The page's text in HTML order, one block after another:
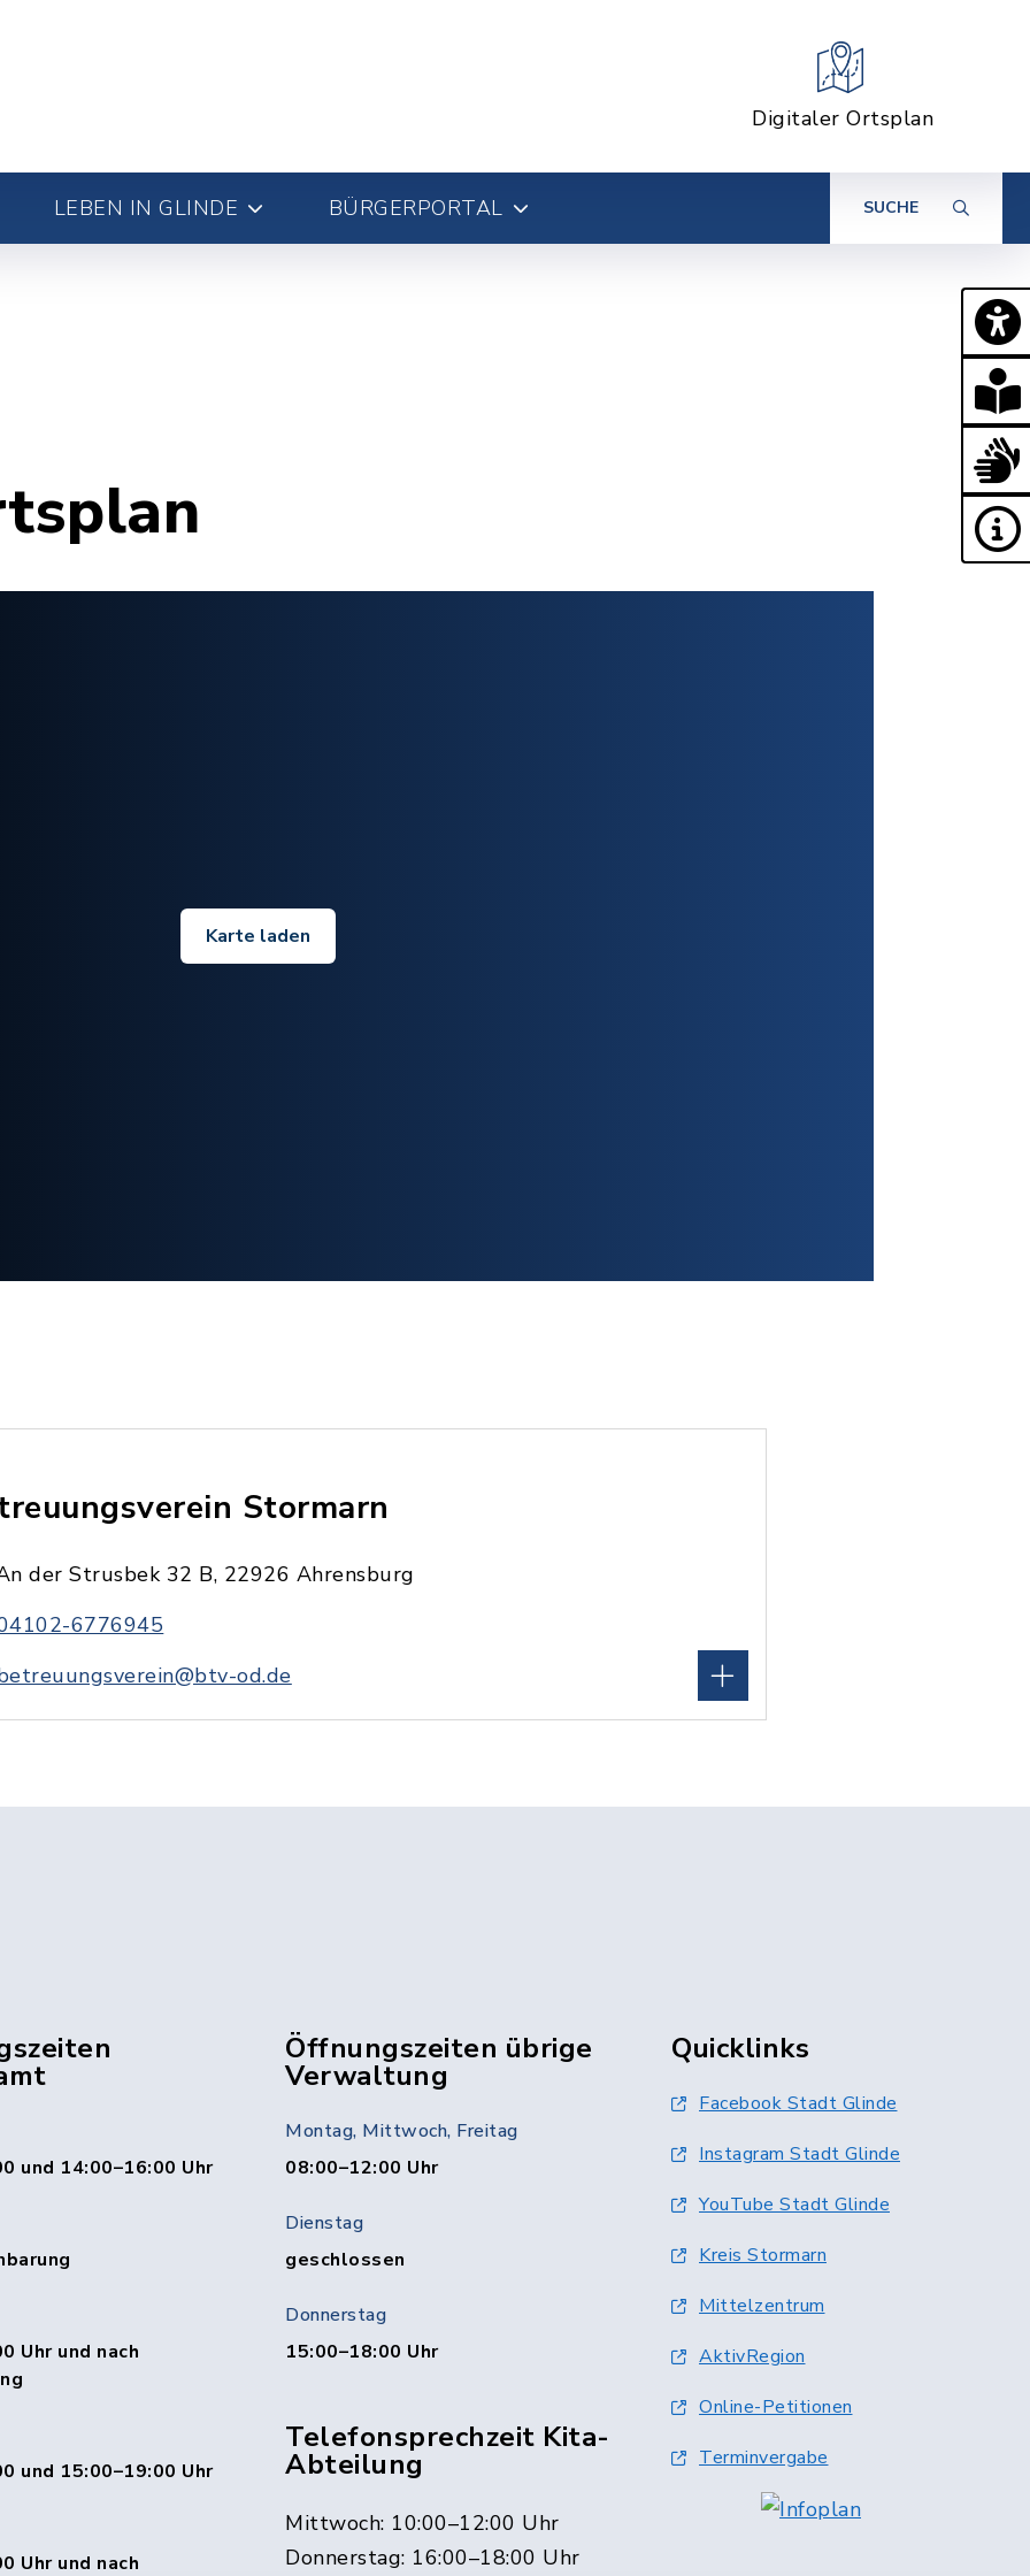
Digitaler Ortsplan
LEBEN IN GLINDE BÜRGERPORTAL SUCHE
Karte laden
Stormarn
der Strusbek 32 B, 22926 Ahrensburg
6776945
od.de
und 14:00–16:00 Uhr
Uhr und nach
und 15:00–19:00 Uhr
Uhr und nach
Öffnungszeiten übrige
Verwaltung
Montag, Mittwoch, Freitag
08:00–12:00 Uhr
Dienstag
geschlossen
Donnerstag
15:00–18:00 Uhr
Telefonsprechzeit Kita-
Abteilung
Mittwoch: 10:00–12:00 Uhr
Donnerstag: 16:00–18:00 Uhr
Quicklinks
Facebook Stadt Glinde
Instagram Stadt Glinde
YouTube Stadt Glinde
Kreis Stormarn
Mittelzentrum
AktivRegion
Online-Petitionen
Terminvergabe